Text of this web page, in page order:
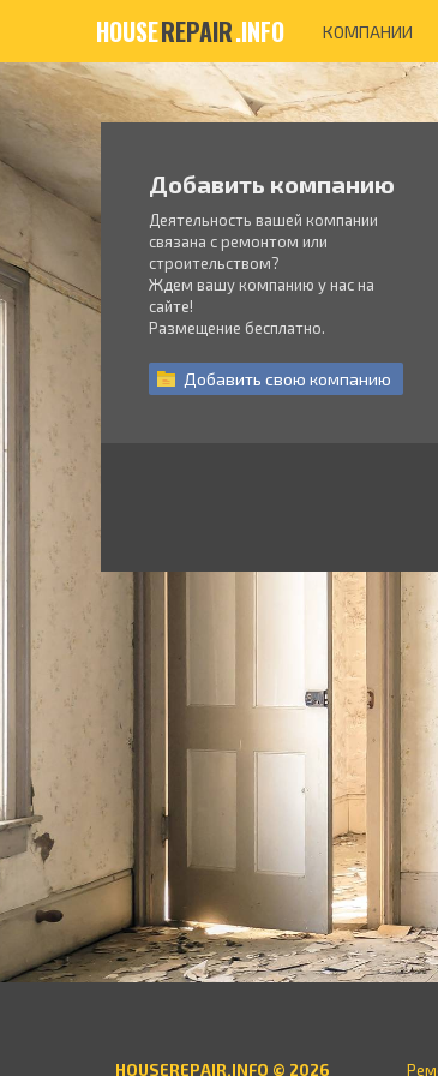
HOUSEREPAIR.INFO КОМПАНИИ
Добавить компанию
Деятельность вашей компании
связана с ремонтом или
строительством?
Ждем вашу компанию у нас на
сайте!
Размещение бесплатно.
Добавить свою компанию
HOUSEREPAIR.INFO © 2026